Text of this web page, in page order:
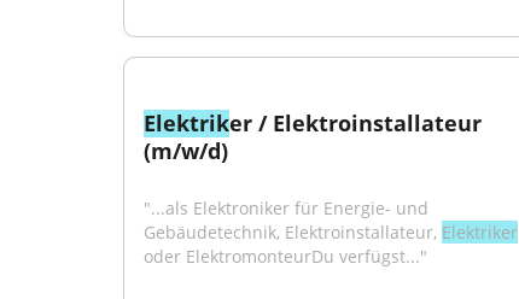
Elektriker / Elektroinstallateur
(m/w/d)
"...als Elektroniker für Energie- und
Gebäudetechnik, Elektroinstallateur, Elektriker
oder ElektromonteurDu verfügst..."